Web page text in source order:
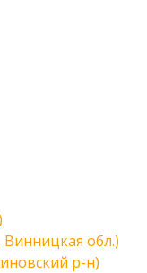
Винницкая обл.)
р-н)